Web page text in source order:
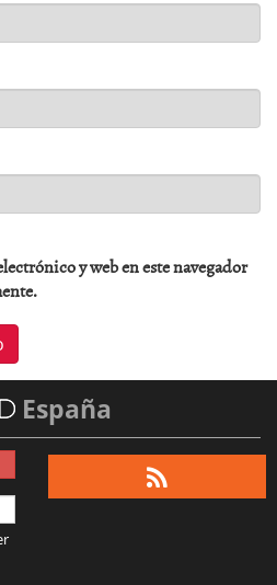
y web en este navegador
España